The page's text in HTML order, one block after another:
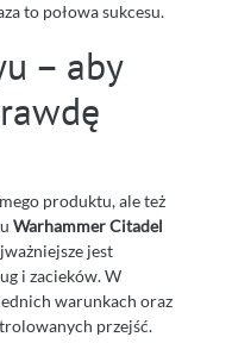
to połowa sukcesu.
– aby
produktu, ale też
Warhammer Citadel
jest
i zacieków. W
warunkach oraz
przejść.